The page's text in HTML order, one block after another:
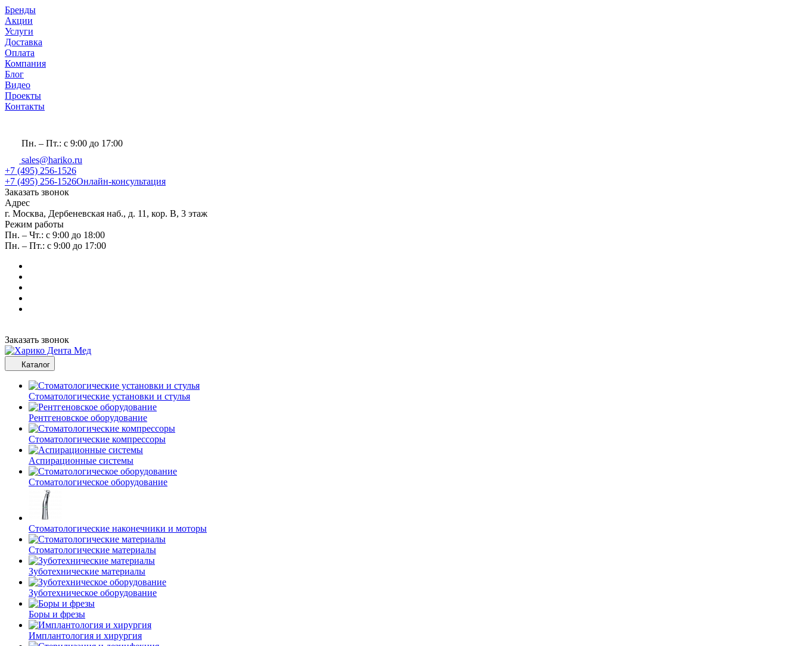
Бренды
Акции
Услуги
Доставка
Оплата
Компания
Блог
Видео
Проекты
Контакты
Пн. – Пт.: с 9:00 до 17:00
sales@hariko.ru
+7 (495) 256-1526
+7 (495) 256-1526Онлайн-консультация
Заказать звонок
Адрес
г. Москва, Дербеневская наб., д. 11, кор. В, 3 этаж
Режим работы
Пн. – Чт.: с 9:00 до 18:00
Пн. – Пт.: с 9:00 до 17:00
Заказать звонок
Каталог
Стоматологические установки и стулья
Рентгеновское оборудование
Стоматологические компрессоры
Аспирационные системы
Стоматологическое оборудование
Стоматологические наконечники и моторы
Стоматологические материалы
Зуботехнические материалы
Зуботехническое оборудование
Боры и фрезы
Имплантология и хирургия